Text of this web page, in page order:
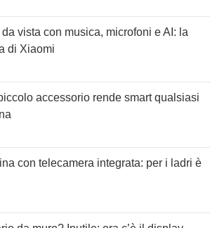
vista con musica, microfoni e AI: la
di Xiaomi
accessorio rende smart qualsiasi
con telecamera integrata: per i ladri è